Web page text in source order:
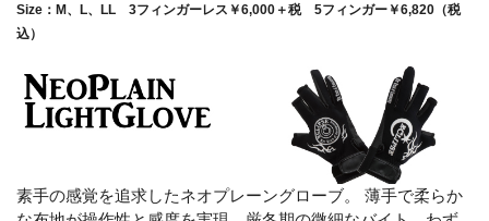
Size：M、L、LL 3フィンガーレス￥6,000＋税 5フィンガー￥6,820（税
込）
素手の感覚を追求したネオプレーングローブ。 薄手で柔らか